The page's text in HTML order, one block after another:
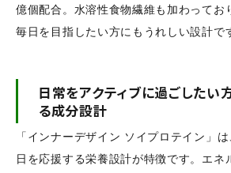
億個配合。水溶性食物繊維も加わってお
毎日を目指したい方にもうれしい設計で
日常をアクティブに過ごしたい
る成分設計
「インナーデザイン ソイプロテイン」
日を応援する栄養設計が特徴です。エネ